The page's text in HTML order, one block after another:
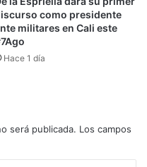
como presidente
militares en Cali este
Hace 1 día
será publicada. Los campos